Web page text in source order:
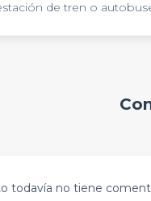
de tren o
todavía no tiene